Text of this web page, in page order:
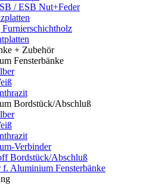
/ ESB Nut+Feder
+ Zubehör
Fensterbänke
Bordstück/Abschluß
Verbinder
Bordstück/Abschluß
f. Aluminium Fensterbänke